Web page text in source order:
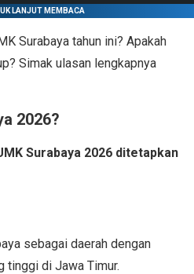
LANJUT MEMBACA
Surabaya tahun ini? Apakah
Simak ulasan lengkapnya
2026?
Surabaya 2026 ditetapkan
sebagai daerah dengan
tinggi di Jawa Timur.